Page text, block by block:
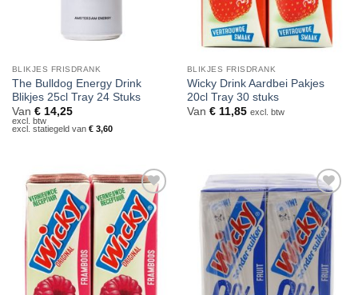
BLIKJES FRISDRANK
The Bulldog Energy Drink
Blikjes 25cl Tray 24 Stuks
Van €14,25
excl. btw
excl. statiegeld van €3,60
BLIKJES FRISDRANK
Wicky Drink Aardbei Pakjes
20cl Tray 30 stuks
Van €11,85 excl. btw
Toevoegen
aan
verlanglijst
Toevoegen
aan
verlanglijst